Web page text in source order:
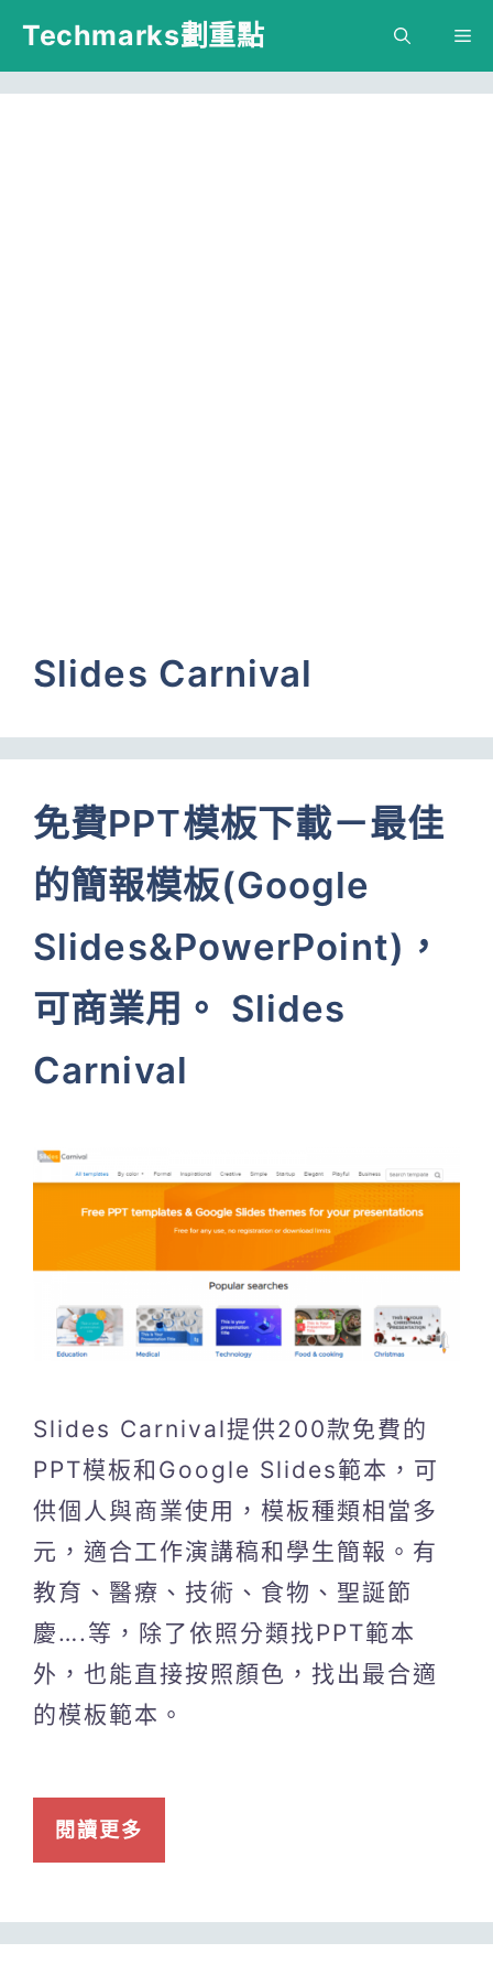
跳
主
Techmarks劃重點
Slides Carnival
免費PPT模板下載－最佳
的簡報模板(Google
Slides&PowerPoint)，
可商業用。 Slides
Carnival
Slides Carnival提供200款免費的
PPT模板和Google Slides範本，可
供個人與商業使用，模板種類相當多
元，適合工作演講稿和學生簡報。有
教育、醫療、技術、食物、聖誕節
慶….等，除了依照分類找PPT範本
外，也能直接按照顏色，找出最合適
的模板範本。
閱讀更多